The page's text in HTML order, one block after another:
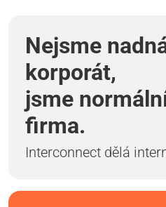
Nejsme
korporát,
jsme
firma.
Interconnect dělá